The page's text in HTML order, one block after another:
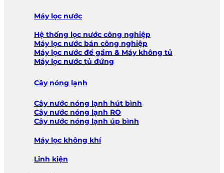
Máy lọc nước
Hệ thống lọc nước công nghiệp
Máy lọc nước bán công nghiệp
Máy lọc nước để gầm & Máy không tủ
Máy lọc nước tủ đứng
Cây nóng lạnh
Cây nước nóng lạnh hút bình
Cây nước nóng lạnh RO
Cây nước nóng lạnh úp bình
Máy lọc không khí
Linh kiện